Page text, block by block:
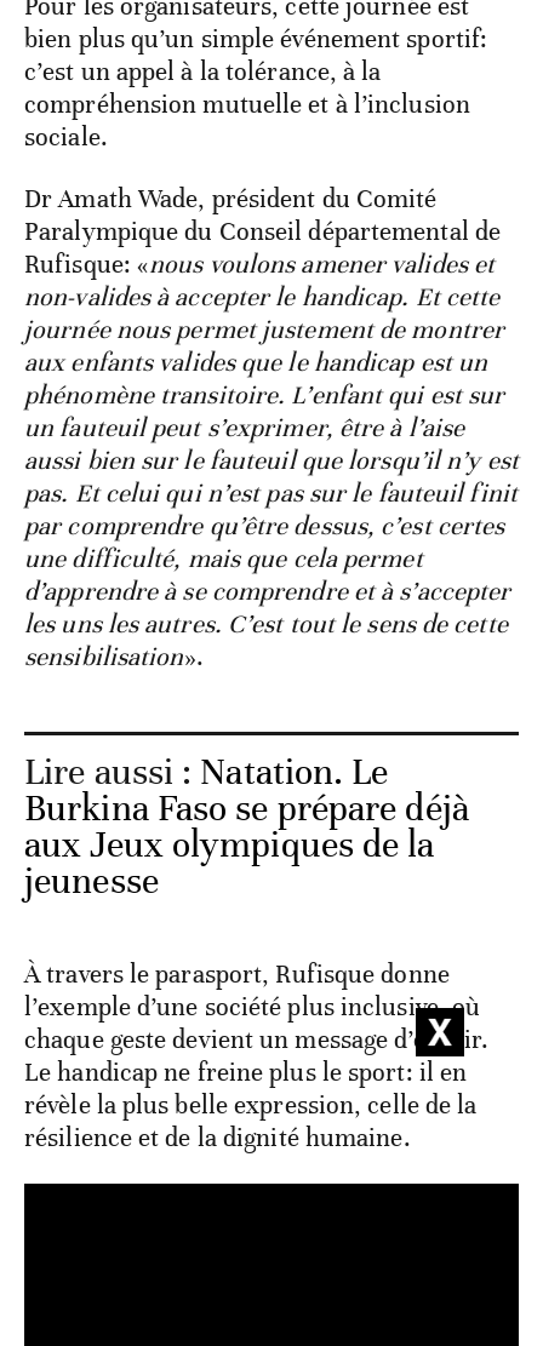
Pour les organisateurs, cette journée est
bien plus qu’un simple événement sportif:
c’est un appel à la tolérance, à la
compréhension mutuelle et à l’inclusion
sociale.
Dr Amath Wade, président du Comité
Paralympique du Conseil départemental de
Rufisque: «nous voulons amener valides et
non-valides à accepter le handicap. Et cette
journée nous permet justement de montrer
aux enfants valides que le handicap est un
phénomène transitoire. L’enfant qui est sur
un fauteuil peut s’exprimer, être à l’aise
aussi bien sur le fauteuil que lorsqu’il n’y est
pas. Et celui qui n’est pas sur le fauteuil finit
par comprendre qu’être dessus, c’est certes
une difficulté, mais que cela permet
d’apprendre à se comprendre et à s’accepter
les uns les autres. C’est tout le sens de cette
sensibilisation».
Lire aussi : Natation. Le
Burkina Faso se prépare déjà
aux Jeux olympiques de la
jeunesse
À travers le parasport, Rufisque donne
l’exemple d’une société plus inclusive, où
chaque geste devient un message d’espoir.
Le handicap ne freine plus le sport: il en
révèle la plus belle expression, celle de la
résilience et de la dignité humaine.